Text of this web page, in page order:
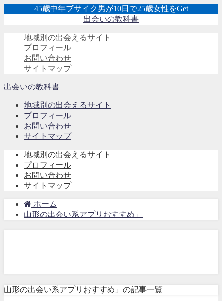
45歳中年ブサイク男が10日で25歳女性をGet
出会いの教科書
地域別の出会えるサイト
プロフィール
お問い合わせ
サイトマップ
出会いの教科書
地域別の出会えるサイト
プロフィール
お問い合わせ
サイトマップ
地域別の出会えるサイト
プロフィール
お問い合わせ
サイトマップ
ホーム
山形の出会い系アプリおすすめ」
山形の出会い系アプリおすすめ」の記事一覧